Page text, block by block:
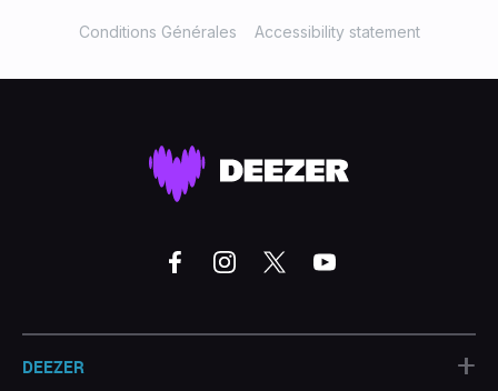
Conditions Générales Accessibility statement
DEEZER +